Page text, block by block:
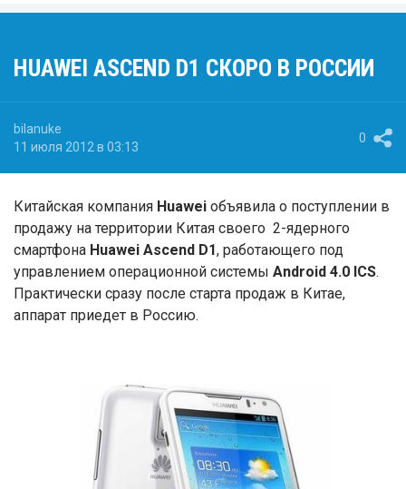
HUAWEI ASCEND D1 СКОРО В РОССИИ
bilanuke
11 июля 2012 в 03:13
0
Китайская компания Huawei объявила о поступлении в
продажу на территории Китая своего 2-ядерного
смартфона Huawei Ascend D1, работающего под
управлением операционной системы Android 4.0 ICS.
Практически сразу после старта продаж в Китае,
аппарат приедет в Россию.